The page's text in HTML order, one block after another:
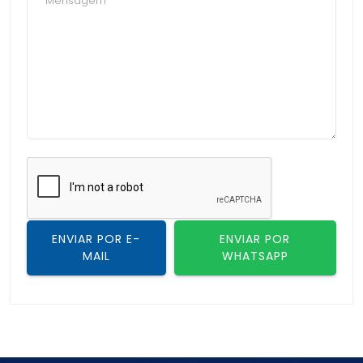
design limpo e discreto permite que ela se integre
perfeitamente a ambientes sofisticados, sem roubar
a cena, mas acrescentando um toque de
modernidade.
Seja para móveis residenciais ou comerciais, essa
peça é a escolha ideal para quem busca um visual
elegante e funcional ao mesmo tempo.
ENVIAR POR E-
MAIL
ENVIAR POR
WHATSAPP